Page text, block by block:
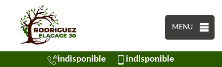
MENU
indisponible indisponible